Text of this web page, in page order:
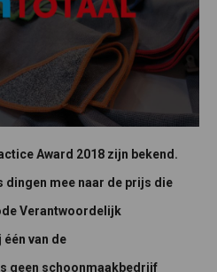
Award 2018 zijn bekend.
mee naar de prijs die
Verantwoordelijk
van de
geen schoonmaakbedrijf